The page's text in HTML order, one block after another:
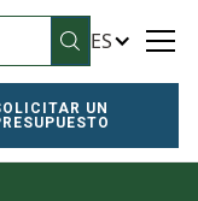
ES
UN